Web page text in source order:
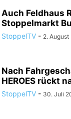
Auch Feldhaus
Stoppelmarkt
StoppelTV - 2. August
Nach
HEROES rückt
StoppelTV - 30. Juli